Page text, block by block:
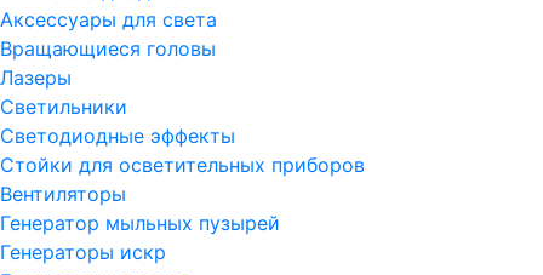
Аксессуары для света
Вращающиеся головы
Лазеры
Светильники
Светодиодные эффекты
Стойки для осветительных приборов
Вентиляторы
Генератор мыльных пузырей
Генераторы искр